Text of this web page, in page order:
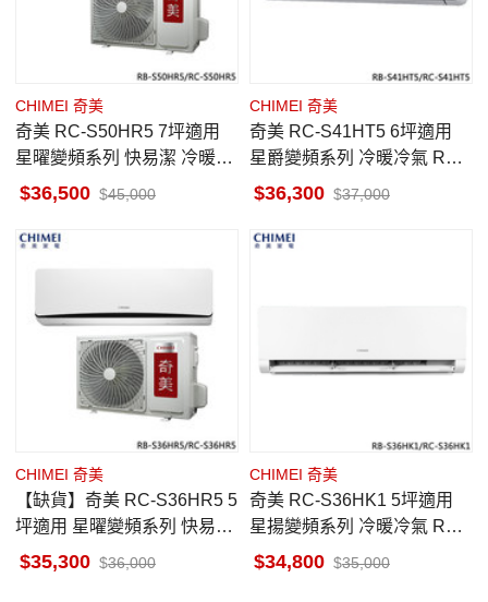
CHIMEI 奇美
奇美 RC-S50HR5 7坪適用
星曜變頻系列 快易潔 冷暖冷
氣 RB-S50HR5 送電動牙刷
36,500 45,000
CHIMEI 奇美
奇美 RC-S41HT5 6坪適用
星爵變頻系列 冷暖冷氣 RB-
S41HT5
36,300 37,000
CHIMEI 奇美
【缺貨】奇美 RC-S36HR5 5
坪適用 星曜變頻系列 快易潔
冷暖冷氣 RB-S36HR5
35,300 36,000
CHIMEI 奇美
奇美 RC-S36HK1 5坪適用
星揚變頻系列 冷暖冷氣 RB-
S36HK1 一級省電 快易潔
34,800 35,000